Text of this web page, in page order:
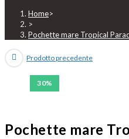
Home>
>
Pochette mare Tropical
30%
Prodotto precedente
Pochette mare